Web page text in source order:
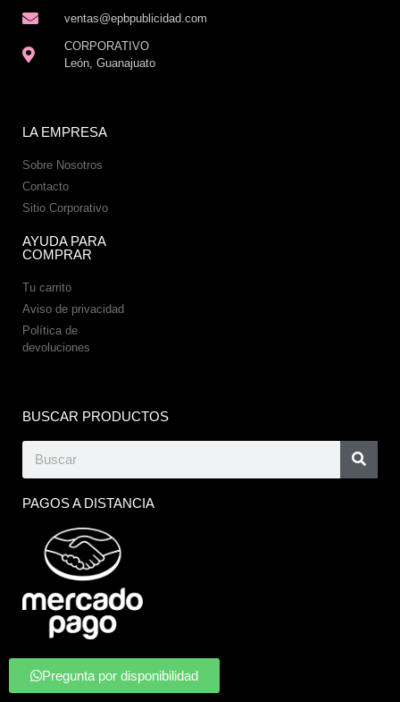
ventas@epbpublicidad.com
CORPORATIVO
León, Guanajuato
LA EMPRESA
Sobre Nosotros
Contacto
Sitio Corporativo
AYUDA PARA
COMPRAR
Tu carrito
Aviso de privacidad
Política de
devoluciones
BUSCAR PRODUCTOS
PAGOS A DISTANCIA
Pregunta por disponibilidad